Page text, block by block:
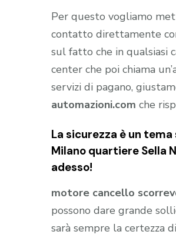
Per questo vogliamo
contatto direttamente
sul fatto che in qualsiasi
center che poi chiama
servizi di pagano,
automazioni.com che
La sicurezza è un
Milano quartiere Sella
adesso!
motore cancello
possono dare grande
sarà sempre la certezza